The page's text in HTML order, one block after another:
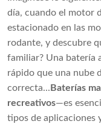
día, cuando el motor
estacionado en las
rodante, y descubre
familiar? Una batería
rápido que una nube
correcta... Baterías
recreativos—es
tipos de aplicaciones